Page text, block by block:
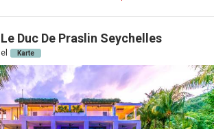
Duc De Praslin Seychelles
Karte